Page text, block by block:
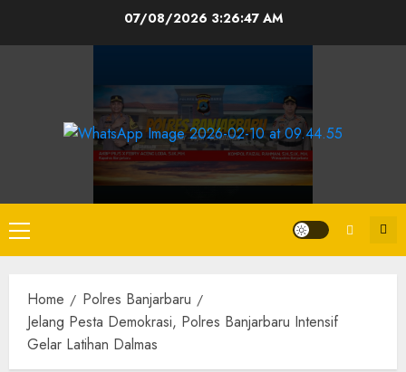
07/08/2026 3:26:47 AM
Home
Polres Banjarbaru
Jelang Pesta Demokrasi, Polres Banjarbaru Intensif
Gelar Latihan Dalmas